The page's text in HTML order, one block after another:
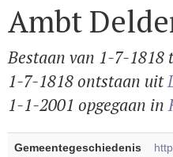
Ambt
Bestaan van 1-7-1818
1-7-1818 ontstaan uit
1-1-2001 opgegaan in
Gemeentegeschiedenis